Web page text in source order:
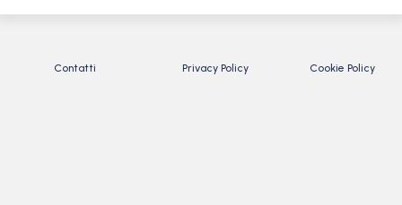
Contatti Privacy Policy Cookie Policy